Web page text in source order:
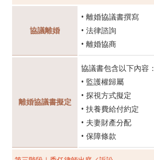
協議離婚
• 離婚協議書撰寫
• 法律諮詢
• 離婚協商
離婚協議書擬定
協議書包含以下內容：
• 監護權歸屬
• 探視方式擬定
• 扶養費給付約定
• 夫妻財產分配
• 保障條款